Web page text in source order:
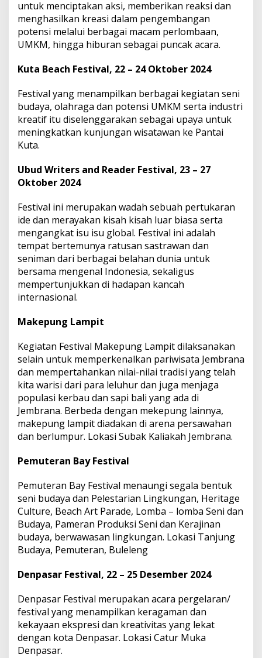
untuk menciptakan aksi, memberikan reaksi dan
menghasilkan kreasi dalam pengembangan
potensi melalui berbagai macam perlombaan,
UMKM, hingga hiburan sebagai puncak acara.
Kuta Beach Festival, 22 – 24 Oktober 2024
Festival yang menampilkan berbagai kegiatan seni
budaya, olahraga dan potensi UMKM serta industri
kreatif itu diselenggarakan sebagai upaya untuk
meningkatkan kunjungan wisatawan ke Pantai
Kuta.
Ubud Writers and Reader Festival, 23 – 27
Oktober 2024
Festival ini merupakan wadah sebuah pertukaran
ide dan merayakan kisah kisah luar biasa serta
mengangkat isu isu global. Festival ini adalah
tempat bertemunya ratusan sastrawan dan
seniman dari berbagai belahan dunia untuk
bersama mengenal Indonesia, sekaligus
mempertunjukkan di hadapan kancah
internasional.
Makepung Lampit
Kegiatan Festival Makepung Lampit dilaksanakan
selain untuk memperkenalkan pariwisata Jembrana
dan mempertahankan nilai-nilai tradisi yang telah
kita warisi dari para leluhur dan juga menjaga
populasi kerbau dan sapi bali yang ada di
Jembrana. Berbeda dengan mekepung lainnya,
makepung lampit diadakan di arena persawahan
dan berlumpur. Lokasi Subak Kaliakah Jembrana.
Pemuteran Bay Festival
Pemuteran Bay Festival menaungi segala bentuk
seni budaya dan Pelestarian Lingkungan, Heritage
Culture, Beach Art Parade, Lomba – lomba Seni dan
Budaya, Pameran Produksi Seni dan Kerajinan
budaya, berwawasan lingkungan. Lokasi Tanjung
Budaya, Pemuteran, Buleleng
Denpasar Festival, 22 – 25 Desember 2024
Denpasar Festival merupakan acara pergelaran/
festival yang menampilkan keragaman dan
kekayaan ekspresi dan kreativitas yang lekat
dengan kota Denpasar. Lokasi Catur Muka
Denpasar.